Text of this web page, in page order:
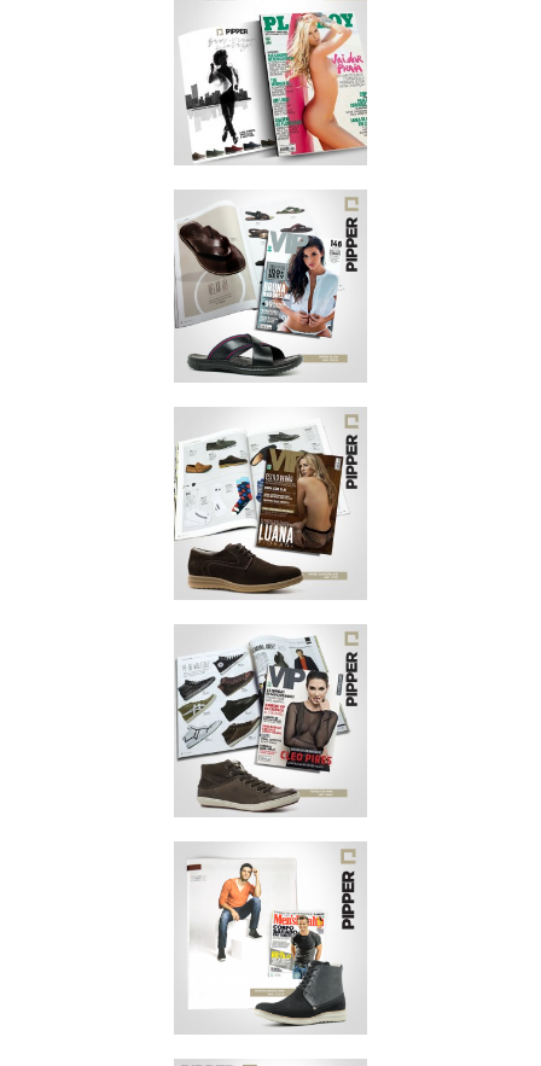
ABOUT
NOVEMBRO/2014
PLAYBOY
NOVEMBRO/2014
VIP
NOVEMBRO/2014
REVISTA VIP
OUTUBRO/2014
REVISTA VIP
AGOSTO/2014